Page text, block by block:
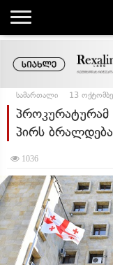
სამართალი 13
პროკურატურამ
პირს
1036